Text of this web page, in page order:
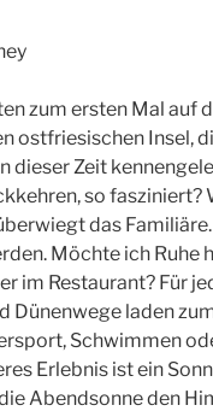
zum ersten Mal auf
ostfriesischen Insel,
dieser Zeit
so fasziniert?
das
Möchte ich Ruhe
im Restaurant? Für
laden
Schwimmen
Erlebnis ist ein
Abendsonne den